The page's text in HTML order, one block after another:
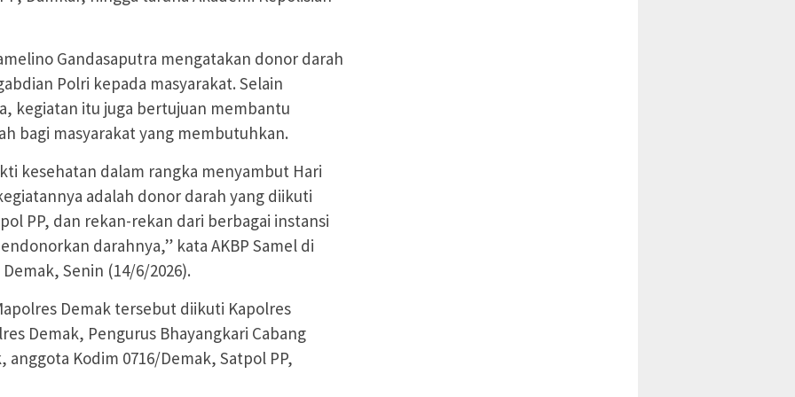
Gandasaputra mengatakan donor darah
Polri kepada masyarakat. Selain
kegiatan itu juga bertujuan membantu
bagi masyarakat yang membutuhkan.
kesehatan dalam rangka menyambut Hari
adalah donor darah yang diikuti
PP, dan rekan-rekan dari berbagai instansi
darahnya,” kata AKBP Samel di
Senin (14/6/2026).
Demak tersebut diikuti Kapolres
Demak, Pengurus Bhayangkari Cabang
Kodim 0716/Demak, Satpol PP,